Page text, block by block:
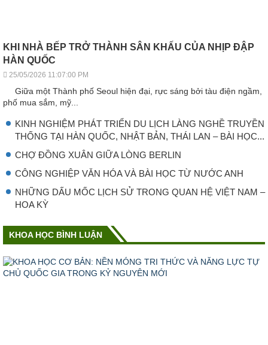
KHI NHÀ BẾP TRỞ THÀNH SÂN KHẤU CỦA NHỊP ĐẬP
HÀN QUỐC
25/05/2026 11:07:00 PM
Giữa một Thành phố Seoul hiện đại, rực sáng bởi tàu điện ngầm,
phố mua sắm, mỹ...
KINH NGHIỆM PHÁT TRIỂN DU LỊCH LÀNG NGHỀ TRUYỀN
THỐNG TẠI HÀN QUỐC, NHẬT BẢN, THÁI LAN – BÀI HỌC...
CHỢ ĐỒNG XUÂN GIỮA LÒNG BERLIN
CÔNG NGHIỆP VǍN HÓA VÀ BÀI HỌC TỪ NƯỚC ANH
NHỮNG DẤU MỐC LỊCH SỬ TRONG QUAN HỆ VIỆT NAM –
HOA KỲ
KHOA HỌC BÌNH LUẬN